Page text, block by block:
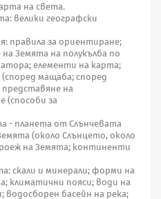
на света.
велики географски
правила за ориентиране;
Земята на полукълба по
елементи на карта;
мащаба; според
на
(способи за
- планета от Слънчевата
(около Слънцето, около
на Земята; континенти
скали и минерали; форми на
климатични пояси; води на
басейн на река;